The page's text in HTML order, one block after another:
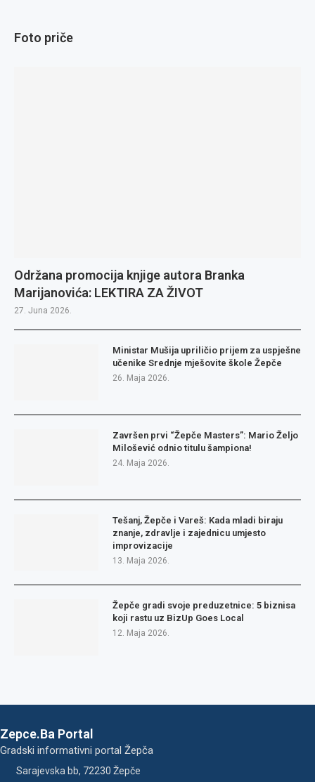
Foto priče
Održana promocija knjige autora Branka
Marijanovića: LEKTIRA ZA ŽIVOT
27. Juna 2026.
Ministar Mušija upriličio prijem za uspješne
učenike Srednje mješovite škole Žepče
26. Maja 2026.
Završen prvi “Žepče Masters”: Mario Željo
Milošević odnio titulu šampiona!
24. Maja 2026.
Tešanj, Žepče i Vareš: Kada mladi biraju
znanje, zdravlje i zajednicu umjesto
improvizacije
13. Maja 2026.
Žepče gradi svoje preduzetnice: 5 biznisa
koji rastu uz BizUp Goes Local
12. Maja 2026.
Zepce.Ba Portal
Gradski informativni portal Žepča
Sarajevska bb, 72230 Žepče